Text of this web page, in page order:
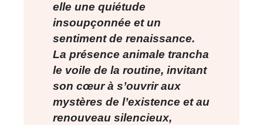
elle une quiétude
insoupçonnée et un
sentiment de renaissance.
La présence animale trancha
le voile de la routine, invitant
son cœur à s’ouvrir aux
mystères de l’existence et au
renouveau silencieux,